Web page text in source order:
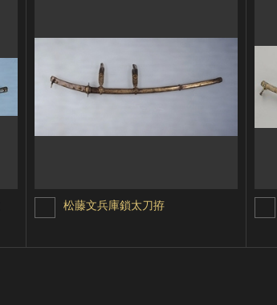
松藤文兵庫鎖太刀拵